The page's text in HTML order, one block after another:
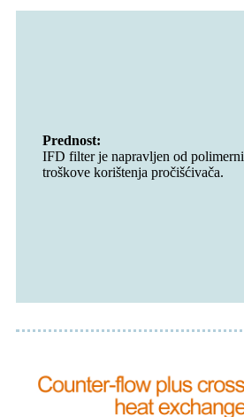
Prednost:
IFD filter je napravljen od
troškove korištenja pročišćivača.